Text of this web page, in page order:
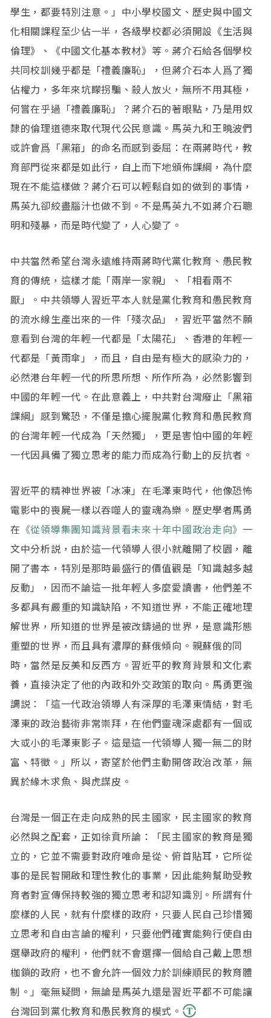
學生，都要特別注意。」中小學校國文、歷史與中國文
化相關課程至少佔一半，各級學校都必須開設《生活與
倫理》、《中國文化基本教材》等。蔣介石給各個學校
共同校訓幾乎都是「禮義廉恥」，但蔣介石本人爲了獨
佔權力，多年來坑矇拐騙、殺人放火，無所不用其極，
何嘗在乎過「禮義廉恥」？蔣介石的著眼點，乃是用奴
隸的倫理道德來取代現代公民意識。馬英九和王曉波們
或許會爲「黑箱」的命名而感到委屈：在兩蔣時代，教
育部門從來都是如此行，自上而下地頒佈課綱，為什麼
現在不能這樣做？蔣介石可以輕鬆自如的做到的事情，
馬英九卻絞盡腦汁也做不到。不是馬英九不如蔣介石聰
明和殘暴，而是時代變了，人心變了。
中共當然希望台灣永遠維持兩蔣時代黨化教育、愚民教
育的傳統，這樣才能「兩岸一家親」、「相看兩不
厭」。中共領導人習近平本人就是黨化教育和愚民教育
的流水線生產出來的一件「殘次品」，習近平當然不願
意看到台灣的年輕一代都是「太陽花」、香港的年輕一
代都是「黃雨傘」，而且，自由是有極大的感染力的，
必然港台年輕一代的所思所想、所作所為，必然影響到
中國的年輕一代。在此意義上，中共對台灣廢止「黑箱
課綱」感到驚恐，不僅是擔心擺脫黨化教育和愚民教育
的台灣年輕一代成為「天然獨」，更是害怕中國的年輕
一代因具備了獨立思考的能力而成為行動上的反抗者。
習近平的精神世界被「冰凍」在毛澤東時代，他像恐怖
電影中的喪屍一樣以吞噬人的靈魂為樂。歷史學者馬勇
在 《從領導集團知識背景看未來十年中國政治走向》 一
文中分析説，由於這一代領導人很小就離開了校園，離
開了書本，特別是那時最盛行的價值觀是「知識越多越
反動」，因而不論這一批年輕人多麼愛讀書，他們差不
多都具有嚴重的知識缺陷，不知道世界，不能正確地理
解世界，所知道的世界是被改鑄過的世界，是意識形態
重塑的世界，而且具有濃厚的蘇俄傾向。親蘇俄的同
時，當然是反美和反西方。習近平的教育背景和文化素
養，直接決定了他的內政和外交政策的取向。馬勇更強
調説：「這一代政治領導人有深厚的毛澤東情結，對毛
澤東的政治藝術非常崇拜，在他們靈魂深處都有一個或
大或小的毛澤東影子。這是這一代領導人獨一無二的財
富、特徵。」所以，寄望於他們主動開啓政治改革，無
異於緣木求魚、與虎謀皮。
台灣是一個正在走向成熟的民主國家，民主國家的教育
必然與之配套，正如徐賁所論：「民主國家的教育是獨
立的，它並不需要對政府唯命是從、俯首貼耳，它所從
事的是民智開啟和理性教化的事業，因此能夠幫助受教
育者對宣傳保持較強的獨立思考和認知識別。所謂有什
麼樣的人民，就有什麼樣的政府，只要人民自己珍惜獨
立思考和自由言論的權利，只要他們確實能夠行使自由
選舉政府的權利，他們就不會選擇一個給自己戴上思想
枷鎖的政府，也不會允許一個效力於訓練順民的教育體
制。」毫無疑問，無論是馬英九還是習近平都不可能讓
台灣回到黨化教育和愚民教育的模式。